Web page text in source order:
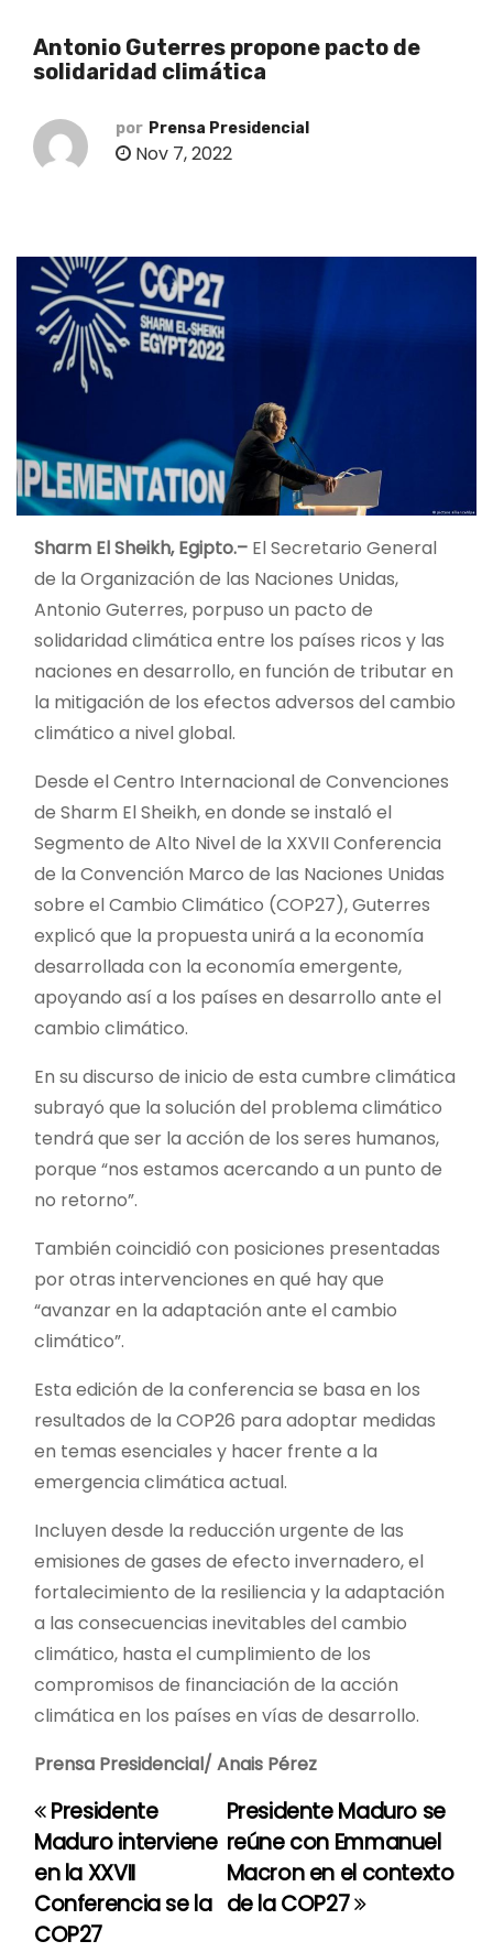
Antonio Guterres propone pacto de
solidaridad climática
por Prensa Presidencial
Nov 7, 2022
Sharm El Sheikh, Egipto.– El Secretario General
de la Organización de las Naciones Unidas,
Antonio Guterres, porpuso un pacto de
solidaridad climática entre los países ricos y las
naciones en desarrollo, en función de tributar en
la mitigación de los efectos adversos del cambio
climático a nivel global.
Desde el Centro Internacional de Convenciones
de Sharm El Sheikh, en donde se instaló el
Segmento de Alto Nivel de la XXVII Conferencia
de la Convención Marco de las Naciones Unidas
sobre el Cambio Climático (COP27), Guterres
explicó que la propuesta unirá a la economía
desarrollada con la economía emergente,
apoyando así a los países en desarrollo ante el
cambio climático.
En su discurso de inicio de esta cumbre climática
subrayó que la solución del problema climático
tendrá que ser la acción de los seres humanos,
porque “nos estamos acercando a un punto de
no retorno”.
También coincidió con posiciones presentadas
por otras intervenciones en qué hay que
“avanzar en la adaptación ante el cambio
climático”.
Esta edición de la conferencia se basa en los
resultados de la COP26 para adoptar medidas
en temas esenciales y hacer frente a la
emergencia climática actual.
Incluyen desde la reducción urgente de las
emisiones de gases de efecto invernadero, el
fortalecimiento de la resiliencia y la adaptación
a las consecuencias inevitables del cambio
climático, hasta el cumplimiento de los
compromisos de financiación de la acción
climática en los países en vías de desarrollo.
Prensa Presidencial/ Anais Pérez
N
a
v
Presidente Maduro se
reúne con Emmanuel
Macron en el contexto
de la COP27
Presidente
Maduro interviene
en la XXVII
Conferencia se la
COP27